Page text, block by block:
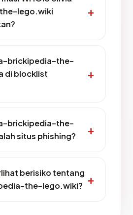
lego.wiki
brickipedia-the-
di blocklist
brickipedia-the-
situs phishing?
berisiko tentang
the-lego.wiki?